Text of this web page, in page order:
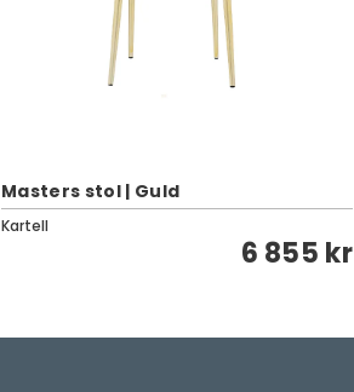
Masters stol | Guld
Kartell
6 855 kr